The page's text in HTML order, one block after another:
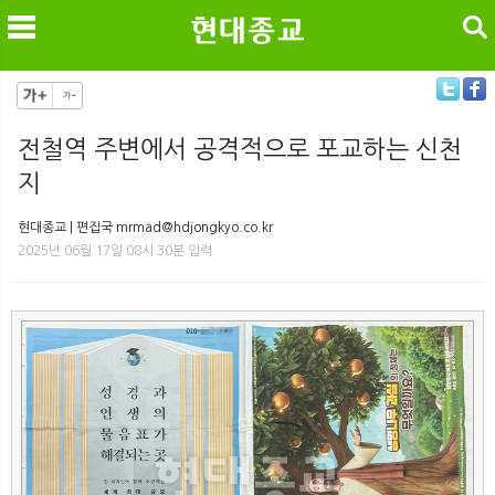
메
검색
전철역 주변에서 공격적으로 포교하는 신천
지
현대종교 | 편집국 mrmad@hdjongkyo.co.kr
2025년 06월 17일 08시 30분 입력